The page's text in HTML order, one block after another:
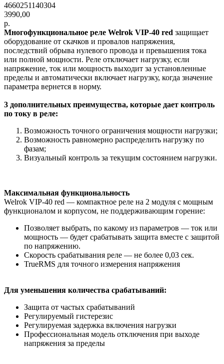
4660251140304
3990,00
р.
Многофункциональное реле Welrok VIP-40 red защищает
оборудование от скачков и провалов напряжения,
последствий обрыва нулевого провода и превышения тока
или полной мощности. Реле отключает нагрузку, если
напряжение, ток или мощность выходит за установленные
пределы и автоматически включает нагрузку, когда значение
параметра вернется в норму.
3 дополнительных преимущества, которые дает контроль
по току в реле:
Возможность точного ограничения мощности нагрузки;
Возможность равномерно распределить нагрузку по
фазам;
Визуальный контроль за текущим состоянием нагрузки.
Максимальная функциональность
Welrok VIP-40 red — компактное реле на 2 модуля с мощным
функционалом и корпусом, не поддерживающим горение:
Позволяет выбрать, по какому из параметров — ток или
мощность — будет срабатывать защита вместе с защитой
по напряжению.
Скорость срабатывания реле — не более 0,03 сек.
TrueRMS для точного измерения напряжения
Для уменьшения количества срабатываний:
Защита от частых срабатываний
Регулируемый гистерезис
Регулируемая задержка включения нагрузки
Профессиональная модель отключения при выходе
напряжения за пределы